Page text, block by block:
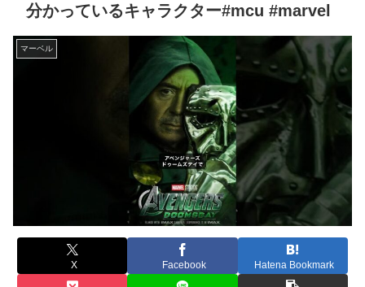
分かっているキャラクター#mcu #marvel
マーベル
X Facebook Hatena Bookmark